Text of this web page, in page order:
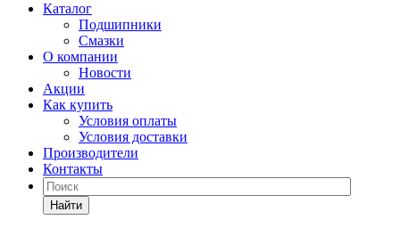
Каталог
Подшипники
Смазки
О компании
Новости
Акции
Как купить
Условия оплаты
Условия доставки
Производители
Контакты
Найти